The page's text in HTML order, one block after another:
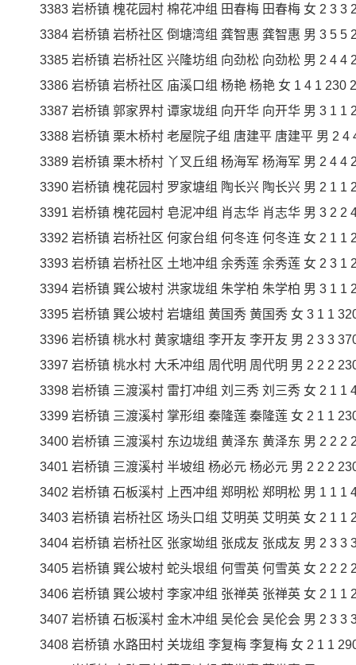
3383 岩桥镇 槐花园村 棉花冲组 田春梅 田春梅 女 2 3 3
3384 岩桥镇 岩桥社区 倒塘湾组 龚智惠 龚智惠 男 3 5 5
3385 岩桥镇 岩桥社区 兴隆坊组 向劲松 向劲松 男 2 4 4
3386 岩桥镇 岩桥社区 庙溪口组 杨艳 杨艳 女 1 4 1 230
3387 岩桥镇 郭家界村 谭家垅组 向开华 向开华 男 3 1 1
3388 岩桥镇 栗木桥村 老屋院子组 唐建平 唐建平 男 2 4
3389 岩桥镇 栗木桥村 丫叉丘组 杨海军 杨海军 男 2 4 4
3390 岩桥镇 槐花园村 罗家塘组 陶长兴 陶长兴 男 2 1 1
3391 岩桥镇 槐花园村 皂泥冲组 肖志华 肖志华 男 3 2 2
3392 岩桥镇 岩桥社区 何家台组 何冬连 何冬连 女 2 1 1
3393 岩桥镇 岩桥社区 土地冲组 余秀莲 余秀莲 女 2 3 1
3394 岩桥镇 巽公坡村 洪家垅组 朱学柏 朱学柏 男 3 1 1
3395 岩桥镇 巽公坡村 岩塘组 黄国秀 黄国秀 女 3 1 1
3396 岩桥镇 桃水村 黄家塘组 李开友 李开友 男 2 3 3
3397 岩桥镇 桃水村 大禾冲组 周代明 周代明 男 2 2 2
3398 岩桥镇 三渡溪村 雷打冲组 刘三秀 刘三秀 女 2 1 1
3399 岩桥镇 三渡溪村 掌形组 秦隆莲 秦隆莲 女 2 1 1
3400 岩桥镇 三渡溪村 东边垅组 黄泽东 黄泽东 男 2 2 2
3401 岩桥镇 三渡溪村 半坡组 杨必元 杨必元 男 2 2 2
3402 岩桥镇 石板溪村 上西冲组 郑明松 郑明松 男 1 1 1
3403 岩桥镇 岩桥社区 场头口组 艾明英 艾明英 女 2 1 1
3404 岩桥镇 岩桥社区 张家坳组 张成友 张成友 男 2 3 3
3405 岩桥镇 巽公坡村 蛇头垠组 何雪英 何雪英 女 2 2 2
3406 岩桥镇 巽公坡村 李家冲组 张禅英 张禅英 女 2 1 1
3407 岩桥镇 石板溪村 金木冲组 吴伦会 吴伦会 男 2 3 3
3408 岩桥镇 水路田村 关垅组 李复梅 李复梅 女 2 1 1